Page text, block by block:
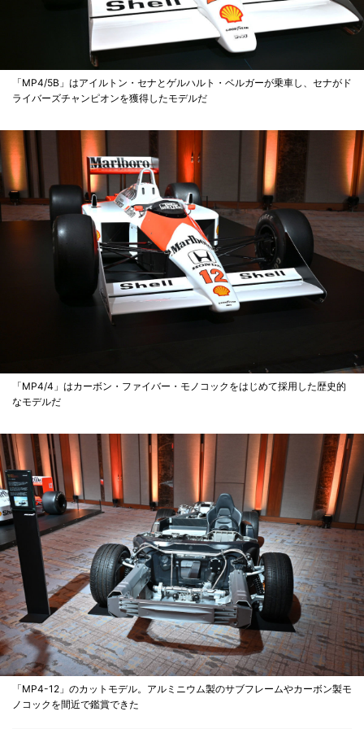
「MP4/5B」はアイルトン・セナとゲルハルト・ベルガーが乗車し、セナがド
ライバーズチャンピオンを獲得したモデルだ
「MP4/4」はカーボン・ファイバー・モノコックをはじめて採用した歴史的
なモデルだ
「MP4-12」のカットモデル。アルミニウム製のサブフレームやカーボン製モ
ノコックを間近で鑑賞できた